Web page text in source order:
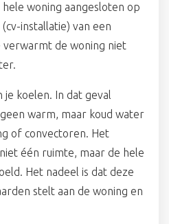
woning aangesloten op
installatie) van een
verwarmt de woning niet
koelen. In dat geval
warm, maar koud water
of convectoren. Het
één ruimte, maar de hele
Het nadeel is dat deze
stelt aan de woning en